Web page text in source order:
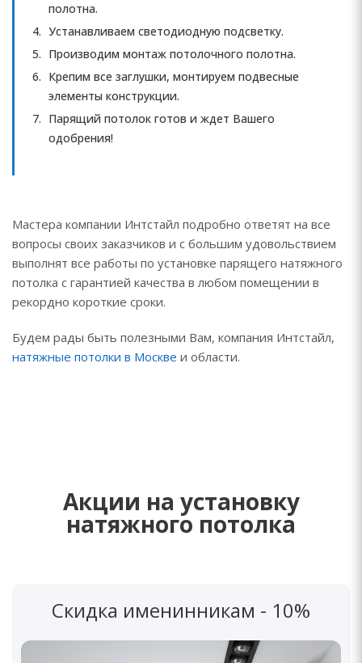
полотна.
Устанавливаем светодиодную подсветку.
Производим монтаж потолочного полотна.
Крепим все заглушки, монтируем подвесные
элементы конструкции.
Парящий потолок готов и ждет Вашего
одобрения!
Мастера компании Интстайл подробно ответят на все
вопросы своих заказчиков и с большим удовольствием
выполнят все работы по установке парящего натяжного
потолка с гарантией качества в любом помещении в
рекордно короткие сроки.
Будем рады быть полезными Вам, компания Интстайл,
натяжные потолки в Москве и области.
Акции на установку
натяжного потолка
Скидка именинникам - 10%